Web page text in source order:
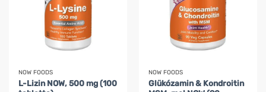
NOW FOODS
L-Lizin NOW, 500 mg (100
NOW FOODS
Glükózamin & Kondroitin